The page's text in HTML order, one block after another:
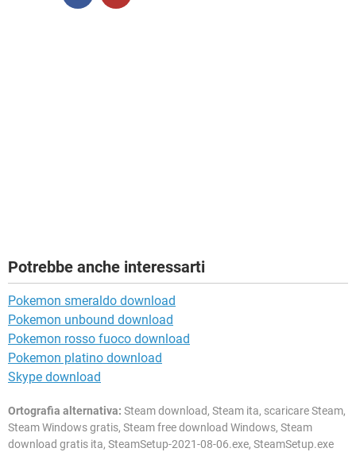
Potrebbe anche interessarti
Pokemon smeraldo download
Pokemon unbound download
Pokemon rosso fuoco download
Pokemon platino download
Skype download
Ortografia alternativa: Steam download, Steam ita, scaricare Steam,
Steam Windows gratis, Steam free download Windows, Steam
download gratis ita, SteamSetup-2021-08-06.exe, SteamSetup.exe